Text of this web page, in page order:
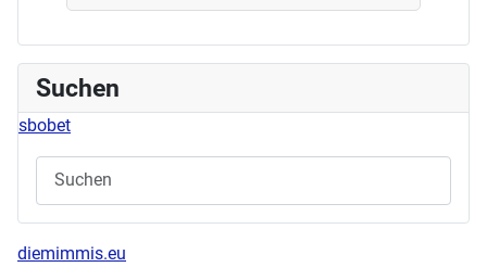
Suchen
sbobet
diemimmis.eu